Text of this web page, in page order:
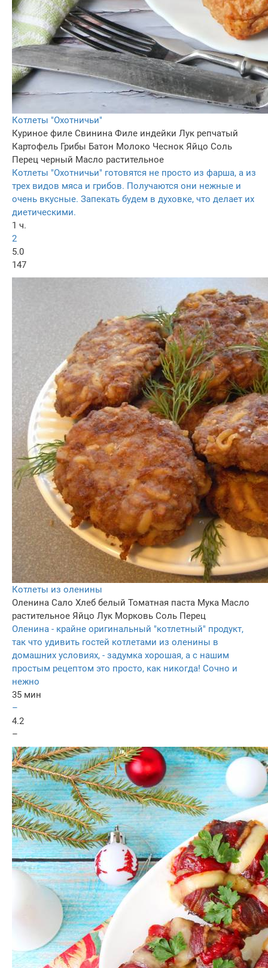
Котлеты "Охотничьи"
Куриное филе Свинина Филе индейки Лук репчатый
Картофель Грибы Батон Молоко Чеснок Яйцо Соль
Перец черный Масло растительное
Котлеты "Охотничьи" готовятся не просто из фарша, а из
трех видов мяса и грибов. Получаются они нежные и
очень вкусные. Запекать будем в духовке, что делает их
диетическими.
1 ч.
2
5.0
147
Котлеты из оленины
Оленина Сало Хлеб белый Томатная паста Мука Масло
растительное Яйцо Лук Морковь Соль Перец
Оленина - крайне оригинальный "котлетный" продукт,
так что удивить гостей котлетами из оленины в
домашних условиях, - задумка хорошая, а с нашим
простым рецептом это просто, как никогда! Сочно и
нежно
35 мин
–
4.2
–